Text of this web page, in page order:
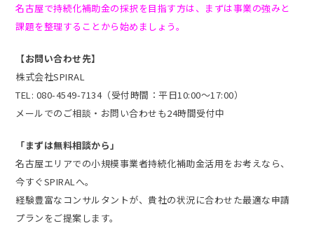
名古屋で持続化補助金の採択を目指す方は、まずは事業の強みと
課題を整理することから始めましょう。
【お問い合わせ先】
株式会社SPIRAL
TEL: 080-4549-7134（受付時間：平日10:00〜17:00）
メールでのご相談・お問い合わせも24時間受付中
「まずは無料相談から」
名古屋エリアでの小規模事業者持続化補助金活用をお考えなら、
今すぐSPIRALへ。
経験豊富なコンサルタントが、貴社の状況に合わせた最適な申請
プランをご提案します。